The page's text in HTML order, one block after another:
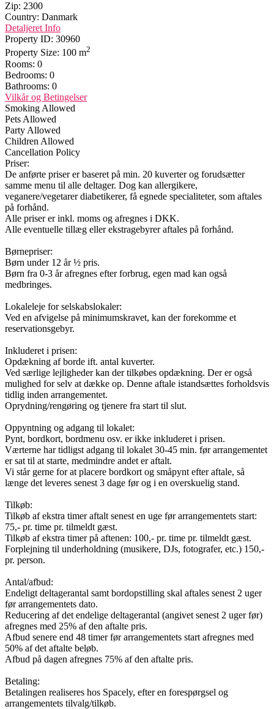
Zip: 2300
Country: Danmark
Detaljeret Info
Property ID: 30960
Property Size: 100 m2
Rooms: 0
Bedrooms: 0
Bathrooms: 0
Vilkår og Betingelser
Smoking Allowed
Pets Allowed
Party Allowed
Children Allowed
Cancellation Policy
Priser:
De anførte priser er baseret på min. 20 kuverter og forudsætter
samme menu til alle deltager. Dog kan allergikere,
veganere/vegetarer diabetikerer, få egnede specialiteter, som aftales
på forhånd.
Alle priser er inkl. moms og afregnes i DKK.
Alle eventuelle tillæg eller ekstragebyrer aftales på forhånd.
Børnepriser:
Børn under 12 år ½ pris.
Børn fra 0-3 år afregnes efter forbrug, egen mad kan også
medbringes.
Lokaleleje for selskabslokaler:
Ved en afvigelse på minimumskravet, kan der forekomme et
reservationsgebyr.
Inkluderet i prisen:
Opdækning af borde ift. antal kuverter.
Ved særlige lejligheder kan der tilkøbes opdækning. Der er også
mulighed for selv at dække op. Denne aftale istandsættes forholdsvis
tidlig inden arrangementet.
Oprydning/rengøring og tjenere fra start til slut.
Oppyntning og adgang til lokalet:
Pynt, bordkort, bordmenu osv. er ikke inkluderet i prisen.
Værterne har tidligst adgang til lokalet 30-45 min. før arrangementet
er sat til at starte, medmindre andet er aftalt.
Vi står gerne for at placere bordkort og småpynt efter aftale, så
længe det leveres senest 3 dage før og i en overskuelig stand.
Tilkøb:
Tilkøb af ekstra timer aftalt senest en uge før arrangementets start:
75,- pr. time pr. tilmeldt gæst.
Tilkøb af ekstra timer på aftenen: 100,- pr. time pr. tilmeldt gæst.
Forplejning til underholdning (musikere, DJs, fotografer, etc.) 150,-
pr. person.
Antal/afbud:
Endeligt deltagerantal samt bordopstilling skal aftales senest 2 uger
før arrangementets dato.
Reducering af det endelige deltagerantal (angivet senest 2 uger før)
afregnes med 25% af den aftalte pris.
Afbud senere end 48 timer før arrangementets start afregnes med
50% af det aftalte beløb.
Afbud på dagen afregnes 75% af den aftalte pris.
Betaling:
Betalingen realiseres hos Spacely, efter en forespørgsel og
arrangementets tilvalg/tilkøb.